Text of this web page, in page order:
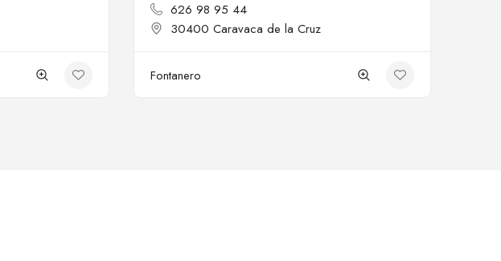
626 98 95 44
30400 Caravaca de la Cruz
Fontanero